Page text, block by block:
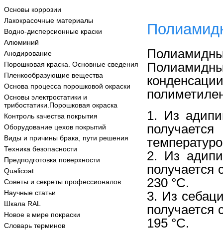
Основы коррозии
Лакокрасочные материалы
Водно-дисперсионные краски
Алюминий
Анодирование
Порошковая краска. Основные сведения
Пленкообразующие вещества
Основа процесса порошковой окраски
Основы электростатики и
трибостатики.Порошковая окраска
Контроль качества покрытия
Оборудование цехов покрытий
Виды и причины брака, пути решения
Техника безопасности
Предподготовка поверхности
Qualicoat
Советы и секреты профессионалов
Научные статьи
Шкала RAL
Новое в мире покраски
Словарь терминов
1. Из
2. Из
получается
230 °С.
3. Из
получается
195 °С.